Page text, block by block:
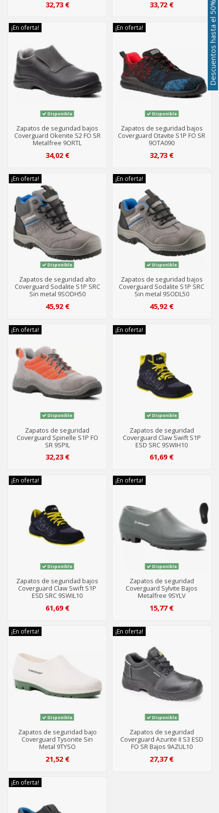
32,73 € 33,72 €
¡En oferta!
Disponible
Zapatos de seguridad bajos
Coverguard Okenite S2 FO SR
Metalfree 9ORTL
34,02 €
¡En oferta!
Disponible
Zapatos de seguridad bajos
Coverguard Otavite S1P FO SR
9OTA090
32,73 €
¡En oferta!
Disponible
Zapatos de seguridad alto
Coverguard Sodalite S1P SRC
Sin metal 9SODH50
45,92 €
¡En oferta!
Disponible
Zapatos de seguridad bajos
Coverguard Sodalite S1P SRC
Sin metal 9SODL50
45,92 €
¡En oferta!
Disponible
Zapatos de seguridad
Coverguard Spinelle S1P FO
SR 9SPIL
32,23 €
¡En oferta!
Disponible
Zapatos de seguridad
Coverguard Claw Swift S1P
ESD SRC 9SWIH10
61,69 €
¡En oferta!
Disponible
Zapatos de seguridad bajos
Coverguard Claw Swift S1P
ESD SRC 9SWIL10
61,69 €
¡En oferta!
Disponible
Zapatos de seguridad
Coverguard Sylvite Bajos
Metalfree 9SYLV
15,77 €
¡En oferta!
Disponible
Zapatos de seguridad bajo
Coverguard Tysonite Sin
Metal 9TYSO
21,52 €
¡En oferta!
Disponible
Zapatos de seguridad
Coverguard Azurite II S3 ESD
FO SR Bajos 9AZUL10
27,37 €
¡En oferta!
Descuentos hasta el 50%